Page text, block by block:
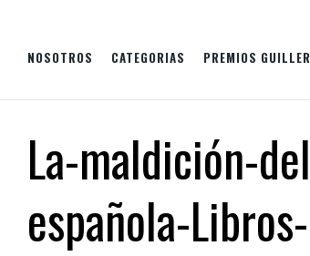
NOSOTROS CATEGORIAS PREMIOS
La-maldición-
española-